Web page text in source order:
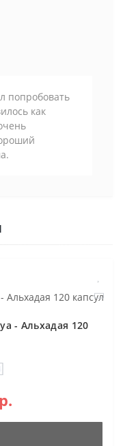
попробовать
как
- Альхадая 120